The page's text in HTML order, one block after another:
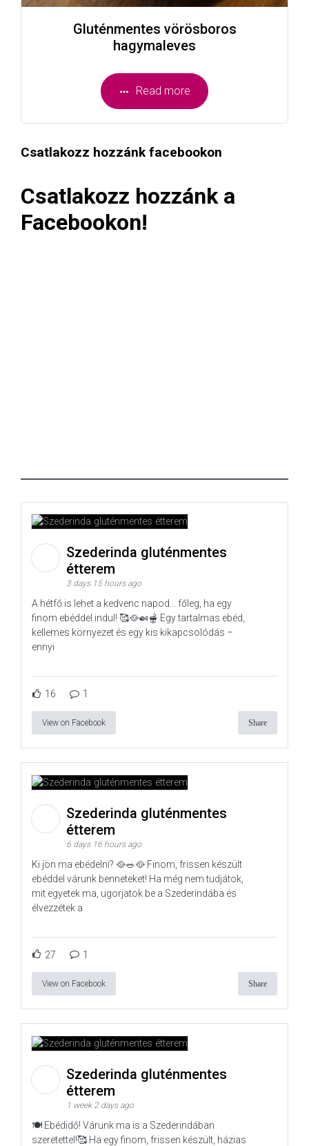
Gluténmentes vörösboros
hagymaleves
Read more
Csatlakozz hozzánk facebookon
Csatlakozz hozzánk a
Facebookon!
Szederinda gluténmentes
étterem
3 days 15 hours ago
A hétfő is lehet a kedvenc napod… főleg, ha egy
finom ebéddel indul! 🥰🥘🍛🫕 Egy tartalmas ebéd,
kellemes környezet és egy kis kikapcsolódás –
ennyi
16 1
View on Facebook Share
Szederinda gluténmentes
étterem
6 days 16 hours ago
Ki jön ma ebédelni? 🥘🥗🥘 Finom, frissen készült
ebéddel várunk benneteket! Ha még nem tudjátok,
mit egyetek ma, ugorjatok be a Szederindába és
élvezzétek a
27 1
View on Facebook Share
Szederinda gluténmentes
étterem
1 week 2 days ago
🍽️ Ebédidő! Várunk ma is a Szederindában
szeretettel!🥰 Ha egy finom, frissen készült, házias